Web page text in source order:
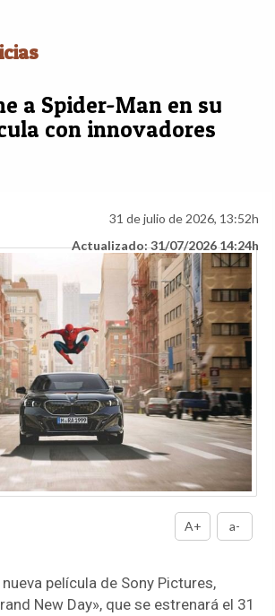
a Spider-Man en su
con innovadores
31 de julio de 2026, 13:52h
Actualizado: 31/07/2026 14:24h
A+ a-
película de Sony Pictures,
New Day», que se estrenará el 31